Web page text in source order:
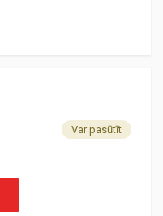
Var pasūtīt